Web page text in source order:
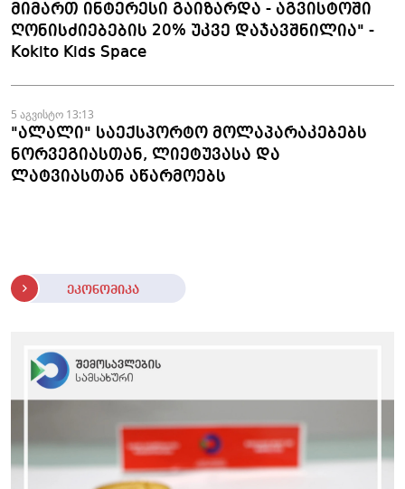
მიმართ ინტერესი გაიზარდა - აგვისტოში
ღონისძიებების 20% უკვე დაჯავშნილია" -
Kokito Kids Space
5 აგვისტო 13:13
"ალალი" საექსპორტო მოლაპარაკებებს
ნორვეგიასთან, ლიეტუვასა და
ლატვიასთან აწარმოებს
ეკონომიკა